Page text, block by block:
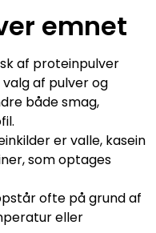
emnet
af proteinpulver
af pulver og
både smag,
er valle, kasein
som optages
ofte på grund af
eller